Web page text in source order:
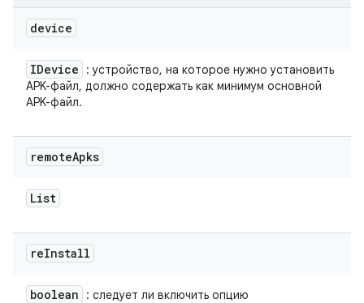
device
IDevice
: устройство, на которое нужно установить
APK-файл, должно содержать как минимум основной
APK-файл.
remoteApks
List
reInstall
boolean
: следует ли включить опцию